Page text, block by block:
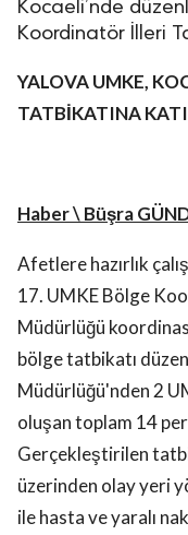
Kocaeli’nde
Koordinatör İlleri
YALOVA UMKE,
TATBİKATINA
Haber \ Büşra
Afetlere hazırlık
17. UMKE Bölge
Müdürlüğü
bölge tatbikatı
Müdürlüğü'nden 2
oluşan toplam 14
Gerçekleştirilen
üzerinden olay yeri
ile hasta ve yaralı